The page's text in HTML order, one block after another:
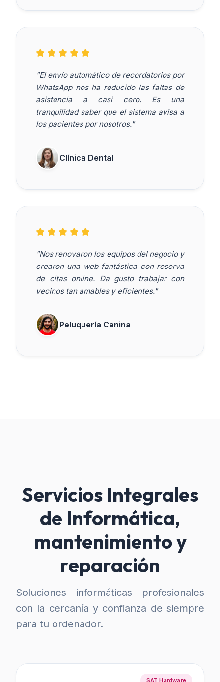
"El envío automático de recordatorios por
WhatsApp nos ha reducido las faltas de
asistencia a casi cero. Es una
tranquilidad saber que el sistema avisa a
los pacientes por nosotros."
Clínica Dental
"Nos renovaron los equipos del negocio y
crearon una web fantástica con reserva
de citas online. Da gusto trabajar con
vecinos tan amables y eficientes."
Peluquería Canina
Servicios Integrales
de Informática,
mantenimiento y
reparación
Soluciones informáticas profesionales
con la cercanía y confianza de siempre
para tu ordenador.
SAT Hardware